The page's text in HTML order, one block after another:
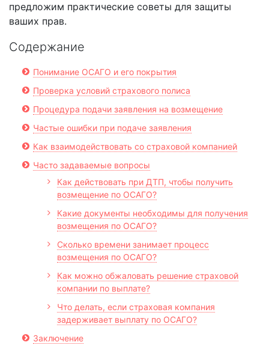
предложим практические советы для защиты
ваших прав.
Содержание
Понимание ОСАГО и его покрытия
Проверка условий страхового полиса
Процедура подачи заявления на возмещение
Частые ошибки при подаче заявления
Как взаимодействовать со страховой компанией
Часто задаваемые вопросы
Как действовать при ДТП, чтобы получить
возмещение по ОСАГО?
Какие документы необходимы для получения
возмещения по ОСАГО?
Сколько времени занимает процесс
возмещения по ОСАГО?
Как можно обжаловать решение страховой
компании по выплате?
Что делать, если страховая компания
задерживает выплату по ОСАГО?
Заключение